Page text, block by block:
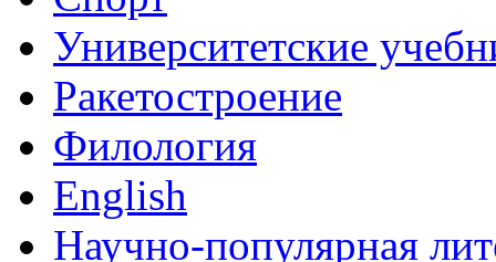
Университетские
Ракетостроение
Филология
English
Научно-популярная